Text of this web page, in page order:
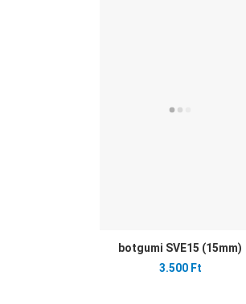
botgumi SVE15 (15mm)
3.500 Ft